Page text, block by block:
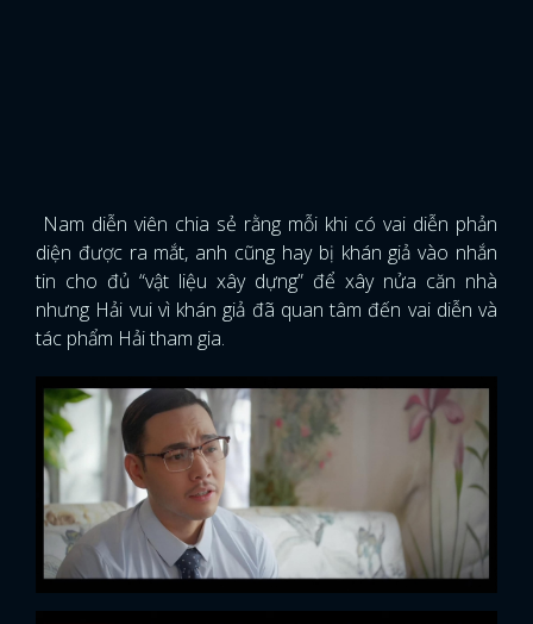
Nam diễn viên chia sẻ rằng mỗi khi có vai diễn phản
diện được ra mắt, anh cũng hay bị khán giả vào nhắn
tin cho đủ “vật liệu xây dựng” để xây nửa căn nhà
nhưng Hải vui vì khán giả đã quan tâm đến vai diễn và
tác phẩm Hải tham gia.